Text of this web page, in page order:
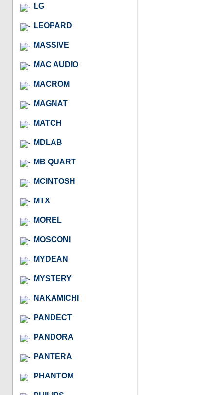
LG
LEOPARD
MASSIVE
MAC AUDIO
MACROM
MAGNAT
MATCH
MDLAB
MB QUART
MCINTOSH
MTX
MOREL
MOSCONI
MYDEAN
MYSTERY
NAKAMICHI
PANDECT
PANDORA
PANTERA
PHANTOM